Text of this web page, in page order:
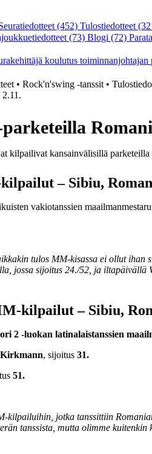
(452) Tulostiedotteet
(73) Blogi (72)
koulutus toiminnanjohtajan
• Rock'n'swing -tanssit •
kilpailivat kansainvälisillä
– Sibiu,
vakiotanssien
tulos MM-kisassa ei ollut
jossa sijoitus 24./52, ja
kilpailut – Sibiu,
2 -luokan latinalaistanssien
, sijoitus 31.
51.
kilpailuihin, jotka tanssittiin
tanssista, mutta olimme